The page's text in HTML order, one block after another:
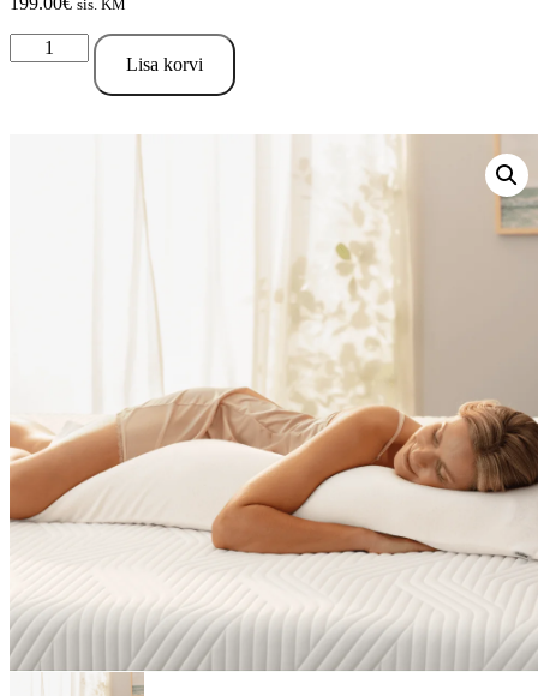
sis. KM
TEMPUR
pikk
Lisa korvi